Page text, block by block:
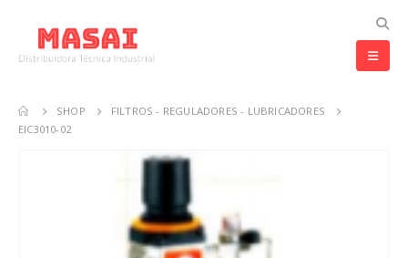
SHOP
FILTROS - REGULADORES - LUBRICADORES
EIC3010-02